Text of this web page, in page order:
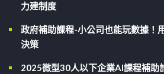
力建制度
政府補助課程-小公司也能玩數據！
決策
2025微型30人以下企業AI課程補助